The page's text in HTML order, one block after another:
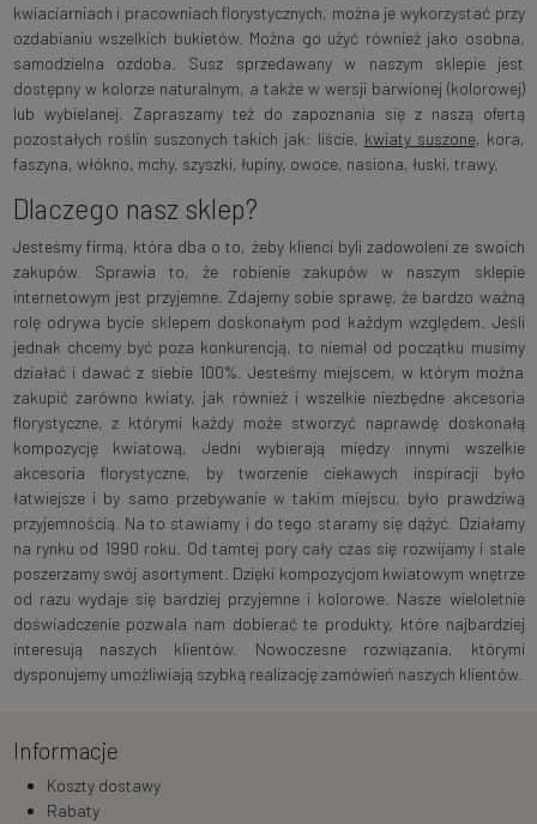
kwiaciarniach i pracowniach florystycznych, można je wykorzystać przy
ozdabianiu wszelkich bukietów. Można go użyć również jako osobna,
samodzielna ozdoba. Susz sprzedawany w naszym sklepie jest
dostępny w kolorze naturalnym, a także w wersji barwionej (kolorowej)
lub wybielanej. Zapraszamy też do zapoznania się z naszą ofertą
pozostałych roślin suszonych takich jak: liście, kwiaty suszone, kora,
faszyna, włókno, mchy, szyszki, łupiny, owoce, nasiona, łuski, trawy.
Dlaczego nasz sklep?
Jesteśmy firmą, która dba o to, żeby klienci byli zadowoleni ze swoich
zakupów. Sprawia to, że robienie zakupów w naszym sklepie
internetowym jest przyjemne. Zdajemy sobie sprawę, że bardzo ważną
rolę odrywa bycie sklepem doskonałym pod każdym względem. Jeśli
jednak chcemy być poza konkurencją, to niemal od początku musimy
działać i dawać z siebie 100%. Jesteśmy miejscem, w którym można
zakupić zarówno kwiaty, jak również i wszelkie niezbędne akcesoria
florystyczne, z którymi każdy może stworzyć naprawdę doskonałą
kompozycję kwiatową, Jedni wybierają między innymi wszelkie
akcesoria florystyczne, by tworzenie ciekawych inspiracji było
łatwiejsze i by samo przebywanie w takim miejscu, było prawdziwą
przyjemnością. Na to stawiamy i do tego staramy się dążyć. Działamy
na rynku od 1990 roku. Od tamtej pory cały czas się rozwijamy i stale
poszerzamy swój asortyment. Dzięki kompozycjom kwiatowym wnętrze
od razu wydaje się bardziej przyjemne i kolorowe. Nasze wieloletnie
doświadczenie pozwala nam dobierać te produkty, które najbardziej
interesują naszych klientów. Nowoczesne rozwiązania, którymi
dysponujemy umożliwiają szybką realizację zamówień naszych klientów.
Informacje
Koszty dostawy
Rabaty